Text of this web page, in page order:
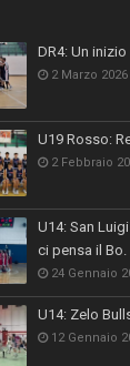
DR4: Un
2 Marzo 2026
U19 Rosso:
2 Febbraio
U14: San
ci pensa il Bo.
24 Gennaio
U14: Zelo
12 Gennaio